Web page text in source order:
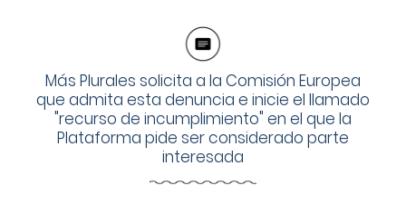
Más Plurales solicita a la Comisión Europea
que admita esta denuncia e inicie el llamado
"recurso de incumplimiento" en el que la
Plataforma pide ser considerado parte
interesada